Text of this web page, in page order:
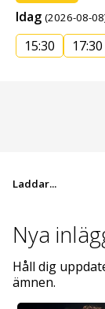
Idag (2026-08-
15:30
17:30
Laddar...
Nya
Håll dig
ämnen.